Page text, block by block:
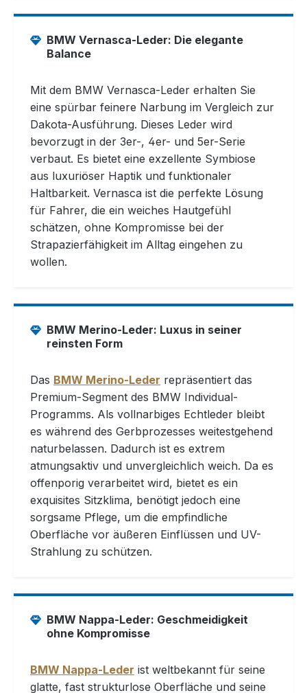
BMW Vernasca-Leder: Die elegante
Balance
Mit dem BMW Vernasca-Leder erhalten Sie
eine spürbar feinere Narbung im Vergleich zur
Dakota-Ausführung. Dieses Leder wird
bevorzugt in der 3er-, 4er- und 5er-Serie
verbaut. Es bietet eine exzellente Symbiose
aus luxuriöser Haptik und funktionaler
Haltbarkeit. Vernasca ist die perfekte Lösung
für Fahrer, die ein weiches Hautgefühl
schätzen, ohne Kompromisse bei der
Strapazierfähigkeit im Alltag eingehen zu
wollen.
BMW Merino-Leder: Luxus in seiner
reinsten Form
Das BMW Merino-Leder repräsentiert das
Premium-Segment des BMW Individual-
Programms. Als vollnarbiges Echtleder bleibt
es während des Gerbprozesses weitestgehend
naturbelassen. Dadurch ist es extrem
atmungsaktiv und unvergleichlich weich. Da es
offenporig verarbeitet wird, bietet es ein
exquisites Sitzklima, benötigt jedoch eine
sorgsame Pflege, um die empfindliche
Oberfläche vor äußeren Einflüssen und UV-
Strahlung zu schützen.
BMW Nappa-Leder: Geschmeidigkeit
ohne Kompromisse
BMW Nappa-Leder ist weltbekannt für seine
glatte, fast strukturlose Oberfläche und seine